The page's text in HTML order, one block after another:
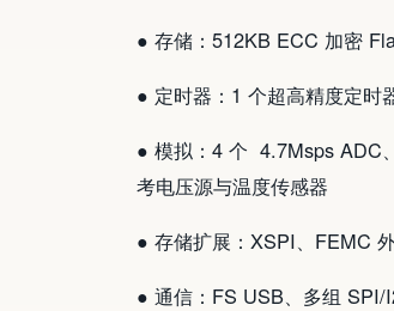
● 存储：512KB ECC 加密
● 定时器：1 个超高精度定时
● 模拟：4 个 4.7Msps ADC
考电压源与温度传感器
● 存储扩展：XSPI、FEMC
● 通信：FS USB、多组